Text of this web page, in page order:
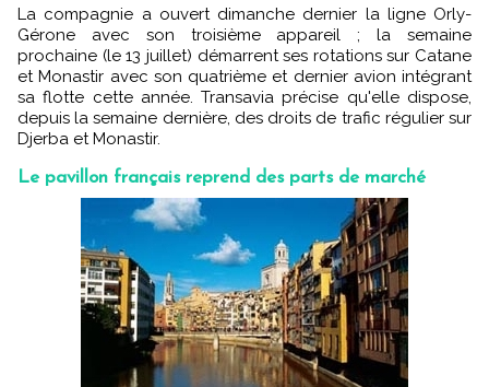
La compagnie a ouvert dimanche dernier la ligne Orly-
Gérone avec son troisième appareil ; la semaine
prochaine (le 13 juillet) démarrent ses rotations sur Catane
et Monastir avec son quatrième et dernier avion intégrant
sa flotte cette année. Transavia précise qu'elle dispose,
depuis la semaine dernière, des droits de trafic régulier sur
Djerba et Monastir.
Le pavillon français reprend des parts de marché